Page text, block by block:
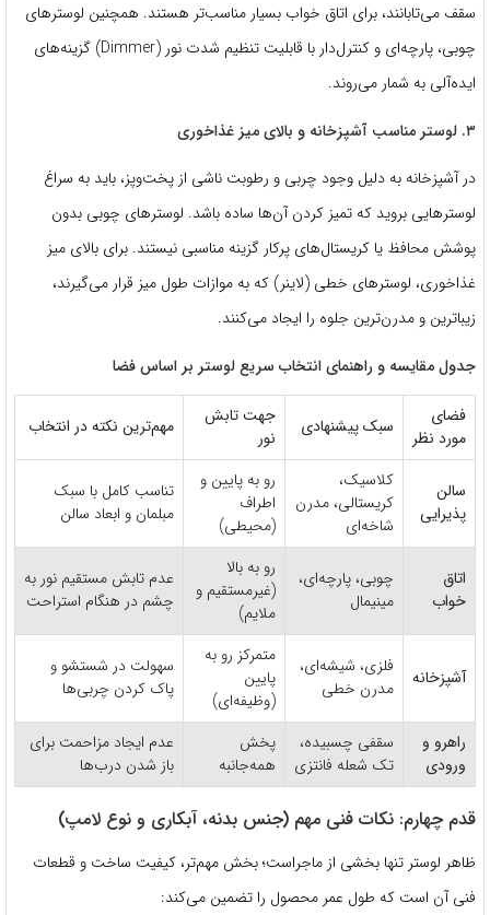
سقف می‌تابانند، برای اتاق خواب بسیار مناسب‌تر هستند. همچنین لوسترهای
چوبی، پارچه‌ای و کنترل‌دار با قابلیت تنظیم شدت نور (Dimmer) گزینه‌های
ایده‌آلی به شمار می‌روند.
۳. لوستر مناسب آشپزخانه و بالای میز غذاخوری
در آشپزخانه به دلیل وجود چربی و رطوبت ناشی از پخت‌وپز، باید به سراغ
لوسترهایی بروید که تمیز کردن آن‌ها ساده باشد. لوسترهای چوبی بدون
پوشش محافظ یا کریستال‌های پرکار گزینه مناسبی نیستند. برای بالای میز
غذاخوری، لوسترهای خطی (لاینر) که به موازات طول میز قرار می‌گیرند،
زیباترین و مدرن‌ترین جلوه را ایجاد می‌کنند.
جدول مقایسه و راهنمای انتخاب سریع لوستر بر اساس فضا
فضای
مورد نظر
سبک پیشنهادی
جهت تابش
نور
مهم‌ترین نکته در انتخاب
سالن
پذیرایی
کلاسیک،
کریستالی، مدرن
شاخه‌ای
رو به پایین و
اطراف
(محیطی)
تناسب کامل با سبک
مبلمان و ابعاد سالن
اتاق
خواب
چوبی، پارچه‌ای،
مینیمال
رو به بالا
(غیرمستقیم و
ملایم)
عدم تابش مستقیم نور به
چشم در هنگام استراحت
آشپزخانه
فلزی، شیشه‌ای،
مدرن خطی
متمرکز رو به
پایین
(وظیفه‌ای)
سهولت در شستشو و
پاک کردن چربی‌ها
راهرو و
ورودی
سقفی چسبیده،
تک شعله فانتزی
پخش
همه‌جانبه
عدم ایجاد مزاحمت برای
باز شدن درب‌ها
قدم چهارم: نکات فنی مهم (جنس بدنه، آبکاری و نوع لامپ)
ظاهر لوستر تنها بخشی از ماجراست؛ بخش مهم‌تر، کیفیت ساخت و قطعات
فنی آن است که طول عمر محصول را تضمین می‌کند: